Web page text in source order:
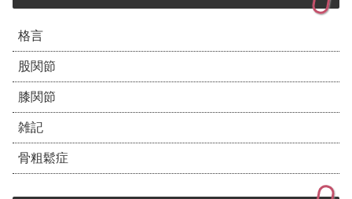
格言
股関節
膝関節
雑記
骨粗鬆症